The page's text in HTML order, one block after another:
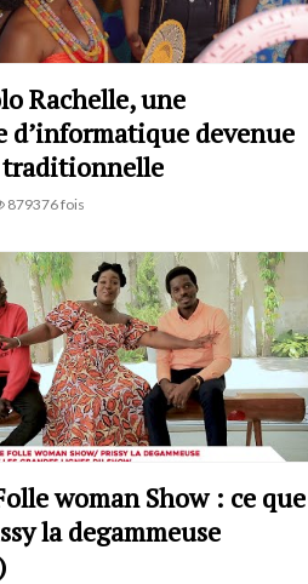
Rachelle, une
d’informatique devenue
879376 fois
woman Show : ce que
la degammeuse